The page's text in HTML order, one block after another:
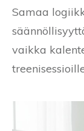
Samaa
vaikka